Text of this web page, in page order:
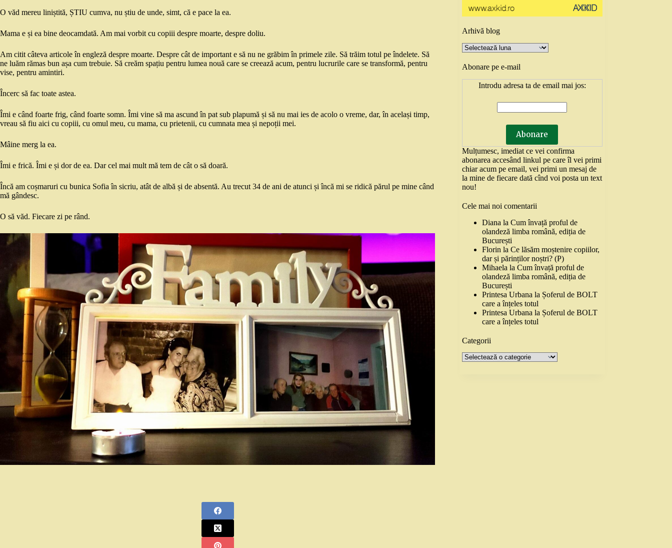
O văd mereu liniștită, ȘTIU cumva, nu știu de unde, simt, că e pace la ea.
Mama e și ea bine deocamdată. Am mai vorbit cu copiii despre moarte, despre doliu.
Am citit câteva articole în engleză despre moarte. Despre cât de important e să nu ne grăbim în primele zile. Să trăim totul pe îndelete. Să
ne luăm rămas bun așa cum trebuie. Să creăm spațiu pentru lumea nouă care se creează acum, pentru lucrurile care se transformă, pentru
vise, pentru amintiri.
Încerc să fac toate astea.
Îmi e când foarte frig, când foarte somn. Îmi vine să ma ascund în pat sub plapumă și să nu mai ies de acolo o vreme, dar, în același timp,
vreau să fiu aici cu copiii, cu omul meu, cu mama, cu prietenii, cu cumnata mea și nepoții mei.
Mâine merg la ea.
Îmi e frică. Îmi e și dor de ea. Dar cel mai mult mă tem de cât o să doară.
Încă am coșmaruri cu bunica Sofia în sicriu, atât de albă și de absentă. Au trecut 34 de ani de atunci și încă mi se ridică părul pe mine când
mă gândesc.
O să văd. Fiecare zi pe rând.
Arhivă blog
Arhivă
blog
Abonare pe e-mail
Introdu adresa ta de email mai jos:
Mulțumesc, imediat ce vei confirma
abonarea accesând linkul pe care îl vei primi
chiar acum pe email, vei primi un mesaj de
la mine de fiecare dată cînd voi posta un text
nou!
Cele mai noi comentarii
Diana laCum învață proful de
olandeză limba română, ediția de
București
Florin laCe lăsăm moștenire copiilor,
dar și părinților noștri? (P)
Mihaela laCum învață proful de
olandeză limba română, ediția de
București
Printesa Urbana la Șoferul de BOLT
care a înțeles totul
Printesa Urbana la Șoferul de BOLT
care a înțeles totul
Categorii
Categorii